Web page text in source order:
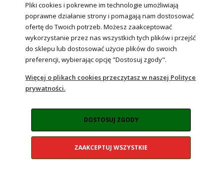
Internetowy sklep ogrodniczy z nasionami RajOgrodnika.pl
NIP: 6090037061, REGON: 260240470 | Czarnca, ul. Tęczowa 31, 29-100
Włoszczowa
POKAŻ PEŁNĄ WERSJĘ STRONY
Sklep internetowy Shoper Premium
NahoMedia.com
Pliki cookies i pokrewne im technologie umożliwiają
poprawne działanie strony i pomagają nam dostosować
ofertę do Twoich potrzeb. Możesz zaakceptować
wykorzystanie przez nas wszystkich tych plików i przejść
do sklepu lub dostosować użycie plików do swoich
preferencji, wybierając opcję "Dostosuj zgody".
Więcej o plikach cookies przeczytasz w naszej Polityce
prywatności.
DOSTOSUJ ZGODY
ZAAKCEPTUJ WSZYSTKIE